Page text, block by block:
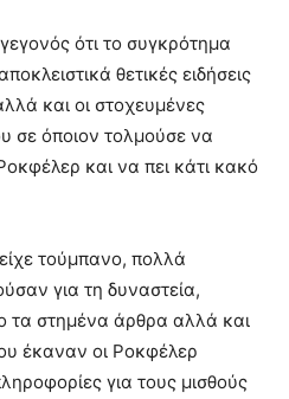
ότι το συγκρότημα
θετικές ειδήσεις
και οι στοχευμένες
σε όποιον τολμούσε να
και να πει κάτι κακό
τούμπανο, πολλά
για τη δυναστεία,
τα στημένα άρθρα αλλά και
έκαναν οι Ροκφέλερ
για τους μισθούς